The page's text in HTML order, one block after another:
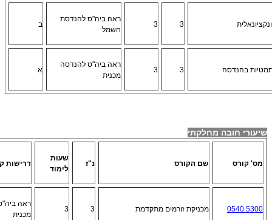
3
3
ראה ביה"ס להנדסת
חשמל
ב
בהנדסה 3
3
ראה ביה"ס להנדסה
מכנית
א
שיעורי חובה מחלקתי
מס' קורס שם הקורס נ"ז
שעות
לימוד
דרישות
0540.5300 מכניקת זורמים מתקדמת 3
3
ראה
מכנית